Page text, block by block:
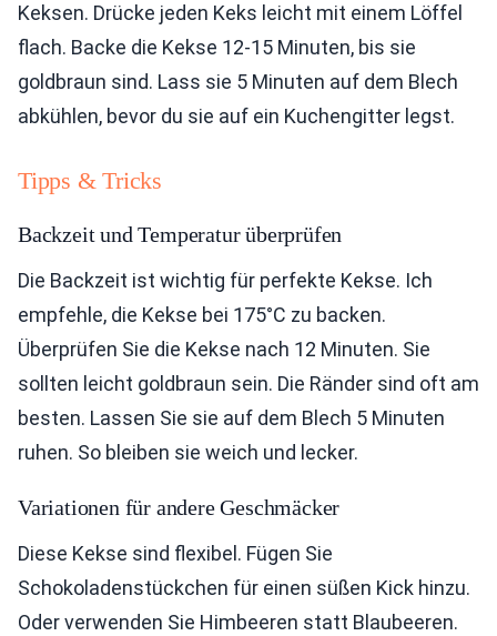
Keksen. Drücke jeden Keks leicht mit einem Löffel
flach. Backe die Kekse 12-15 Minuten, bis sie
goldbraun sind. Lass sie 5 Minuten auf dem Blech
abkühlen, bevor du sie auf ein Kuchengitter legst.
Tipps & Tricks
Backzeit und Temperatur überprüfen
Die Backzeit ist wichtig für perfekte Kekse. Ich
empfehle, die Kekse bei 175°C zu backen.
Überprüfen Sie die Kekse nach 12 Minuten. Sie
sollten leicht goldbraun sein. Die Ränder sind oft am
besten. Lassen Sie sie auf dem Blech 5 Minuten
ruhen. So bleiben sie weich und lecker.
Variationen für andere Geschmäcker
Diese Kekse sind flexibel. Fügen Sie
Schokoladenstückchen für einen süßen Kick hinzu.
Oder verwenden Sie Himbeeren statt Blaubeeren.